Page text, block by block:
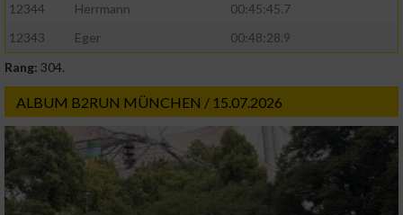
12344
Herrmann
00:45:45.7
12343
Eger
00:48:28.9
Rang: 304.
ALBUM B2RUN MÜNCHEN / 15.07.2026